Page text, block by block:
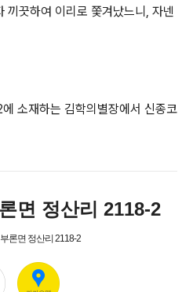
끼끗하여 이리로 쫓겨났느니, 자넨
소재하는 김학의별장에서 신종코